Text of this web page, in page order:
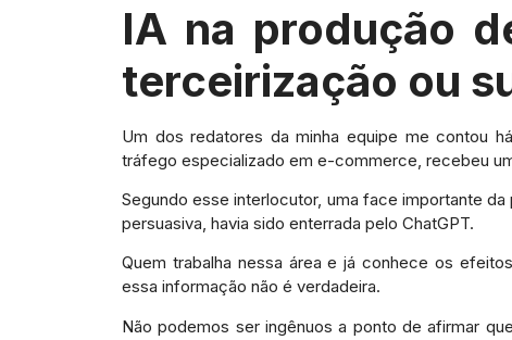
IA na produção
terceirização ou
Um dos redatores da minha equipe me contou
tráfego especializado em e-commerce, recebeu
Segundo esse interlocutor, uma face importante
persuasiva, havia sido enterrada pelo ChatGPT.
Quem trabalha nessa área e já conhece os
essa informação não é verdadeira.
Não podemos ser ingênuos a ponto de afirmar